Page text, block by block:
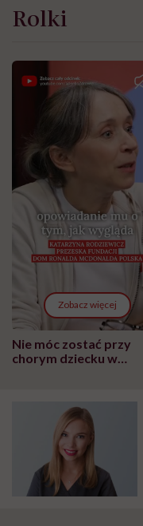
Rolki
Zobacz więcej
Nie móc zostać przy
chorym dziecku w
głupota i brak
wyobraźni"